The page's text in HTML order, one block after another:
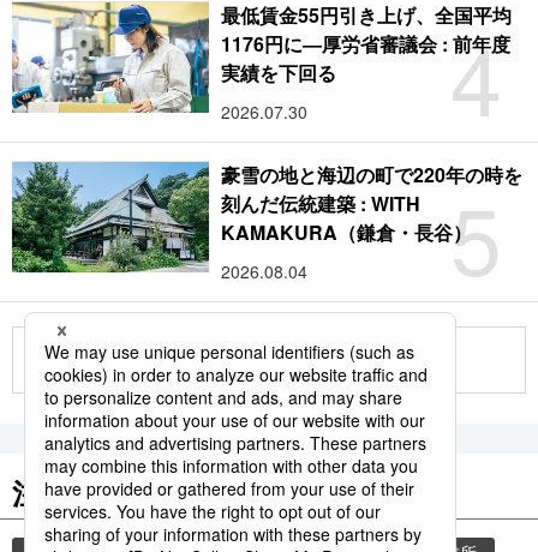
4
最低賃金55円引き上げ、全国平均
1176円に―厚労省審議会 : 前年度
実績を下回る
2026.07.30
5
豪雪の地と海辺の町で220年の時を
刻んだ伝統建築 : WITH
KAMAKURA（鎌倉・長谷）
2026.08.04
もっと見る
注目のキーワード